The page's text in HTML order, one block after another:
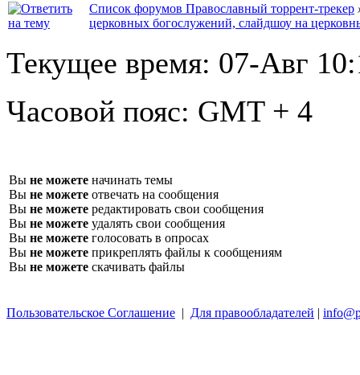
Список форумов Православный торрент-трекер
церковных богослужений, слайдшоу на
Текущее время: 07-Авг
Часовой пояс: GMT + 4
Вы не можете начинать темы
Вы не можете отвечать на сообщения
Вы не можете редактировать свои сообщения
Вы не можете удалять свои сообщения
Вы не можете голосовать в опросах
Вы не можете прикреплять файлы к сообщениям
Вы не можете скачивать файлы
Пользовательское Соглашение | Для правообладателей |